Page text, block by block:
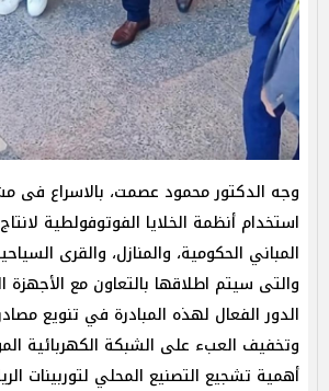
وجه الدكتور محمود عصمت، بالاسراع فى
استخدام أنظمة الخلايا الفوتوفولطية
المباني الحكومية، والمنازل، والقرى
والتى سيتم اطلاقها بالتعاون مع الأجهزة
الدور الفعال لهذه المبادرة في تنويع
وتخفيف العبء على الشبكة الكهربائية
أهمية تشجيع التصنيع المحلي لتوربينات